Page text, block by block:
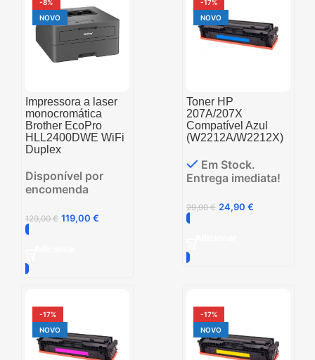
-8%
NOVO
Impressora a laser
monocromática
Brother EcoPro
HLL2400DWE WiFi
Duplex
Disponível por
encomenda
129,00€ 119,00 €
-17%
NOVO
Toner HP
207A/207X
Compatível Azul
(W2212A/W2212X)
Em Stock.
Entrega imediata!
29,90€ 24,90 €
-17%
NOVO
-17%
NOVO